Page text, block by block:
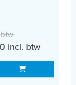
incl. btw